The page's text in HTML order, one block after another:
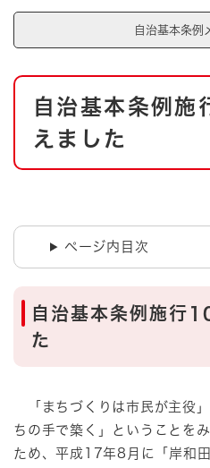
と
と
自治基本条例
本
自治基本条例施
えました
ページ内目次
自治基本条例施行
た
「まちづくりは市民が主役
ちの手で築く」ということを
ため、平成17年8月に「岸和